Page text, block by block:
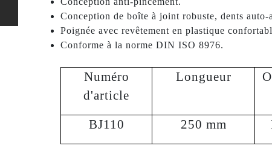
Conception de boîte à joint robuste, dents
Poignée avec revêtement en plastique
Conforme à la norme DIN ISO 8976.
Numéro
d'article
Longueur
BJ110 250 mm